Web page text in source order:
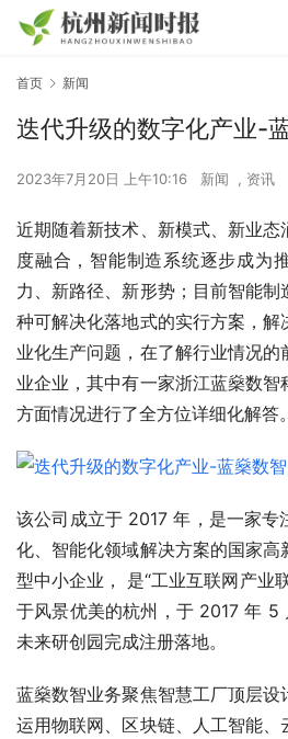
首页 新闻
迭代升级的数字化产业-
2023年7月20日 上午10:16 新闻 , 资讯
近期随着新技术、新模式、新业态
度融合，智能制造系统逐步成为
力、新路径、新形势；目前智能
种可解决化落地式的实行方案，
业化生产问题，在了解行业情况
业企业，其中有一家浙江蓝燊数
方面情况进行了全方位详细化解答。
该公司成立于 2017 年，是一家专
化、智能化领域解决方案的国家
型中小企业， 是“工业互联网产业
于风景优美的杭州，于 2017 年 5
未来研创园完成注册落地。
蓝燊数智业务聚焦智慧工厂顶层设
运用物联网、区块链、人工智能、